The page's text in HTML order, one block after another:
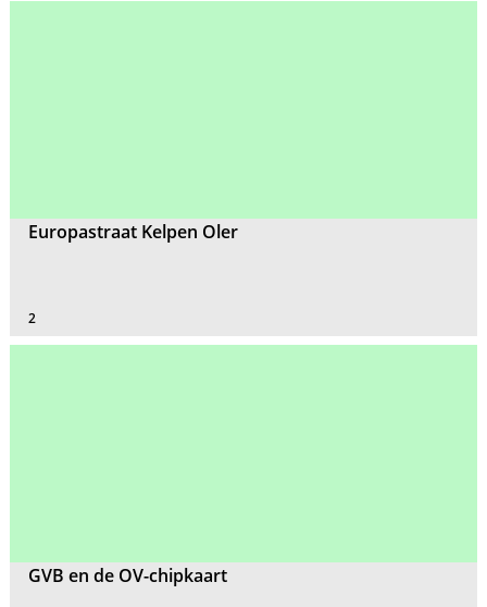
Europastraat Kelpen Oler
2
GVB en de OV-chipkaart